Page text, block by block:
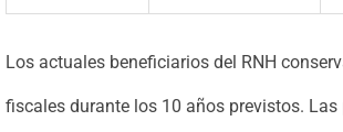
Los actuales beneficiarios del RNH
fiscales durante los 10 años previstos. Las